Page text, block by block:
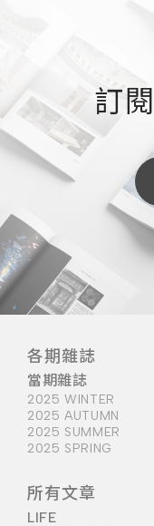
訂
各期雜誌
當期雜誌
2025 WINTER
2025 AUTUMN
2025 SUMMER
2025 SPRING
所有文章
LIFE